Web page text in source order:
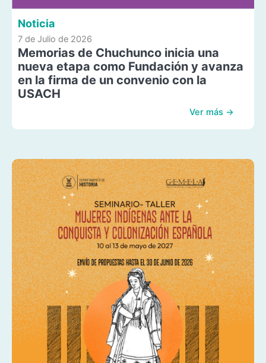
Noticia
7 de Julio de 2026
Memorias de Chuchunco inicia una
nueva etapa como Fundación y avanza
en la firma de un convenio con la
USACH
Ver más →